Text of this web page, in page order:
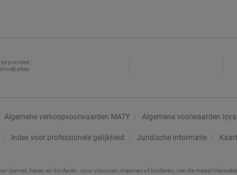
prioriteit,
Algemene verkoopvoorwaarden MATY Algemene voorwaarden
Index voor professionele gelijkheid Juridische informatie Kaart
dames, heren en kinderen. voor vrouwen, mannen of kinderen, van de meest